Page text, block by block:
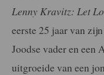
Lenny Kravitz: Let
eerste 25 jaar van
Joodse vader en een
uitgroeide van een